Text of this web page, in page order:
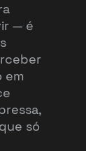
— é
em
só